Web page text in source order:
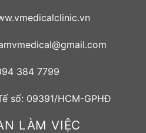
384 7799
số: 09391/HCM-GPHĐ
LÀM VIỆC